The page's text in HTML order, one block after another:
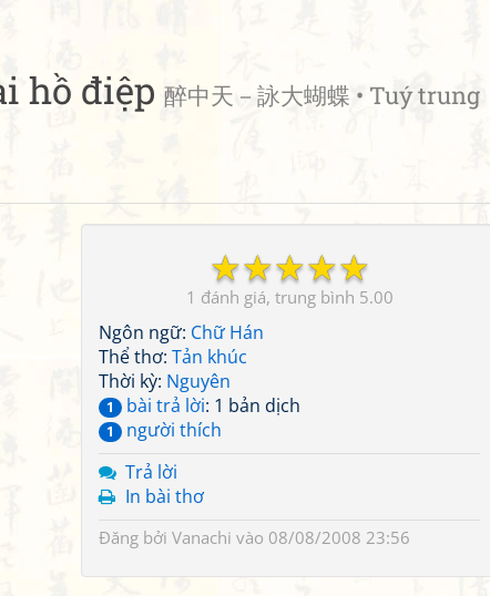
hồ điệp 醉中天－詠大蝴蝶 • Tuý trung
☆
☆
☆
☆
☆
1 5.00
Ngôn ngữ: Chữ Hán
Thể thơ: Tản khúc
Thời kỳ: Nguyên
1 bài trả lời: 1 bản dịch
1
người thích
Trả lời
In bài thơ
Đăng bởi Vanachi vào 08/08/2008 23:56